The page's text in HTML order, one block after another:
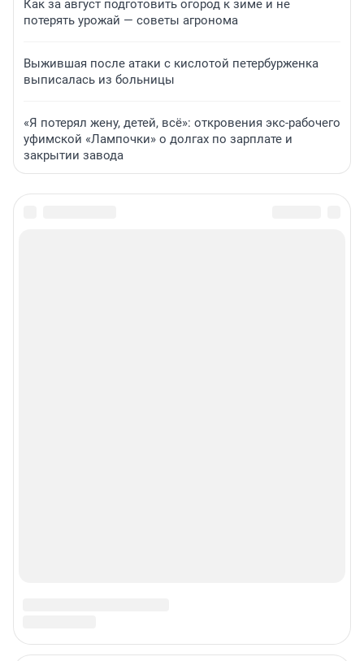
Как за август подготовить огород к зиме и не
потерять урожай — советы агронома
Выжившая после атаки с кислотой петербурженка
выписалась из больницы
«Я потерял жену, детей, всё»: откровения экс-рабочего
уфимской «Лампочки» о долгах по зарплате и
закрытии завода